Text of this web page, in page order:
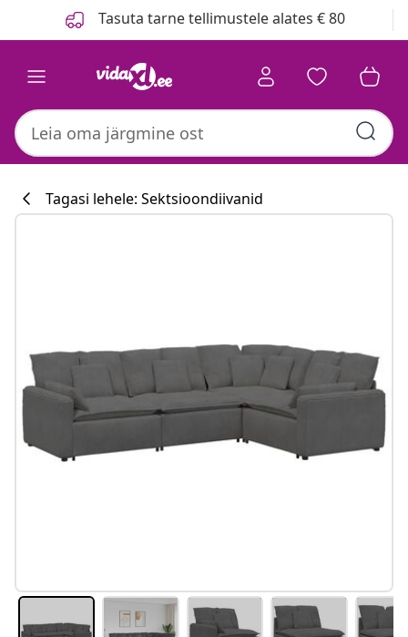
Tasuta tarne tellimustele alates € 80
#sharemevidaxl
Tagasi lehele: Sektsioondiivanid